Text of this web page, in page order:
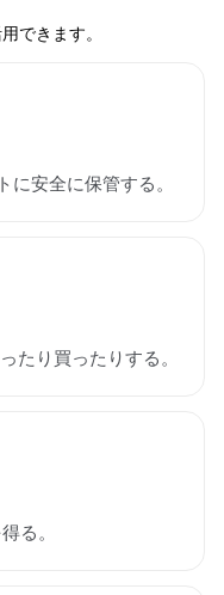
できます。
安全に保管する。
たり買ったりする。
る。